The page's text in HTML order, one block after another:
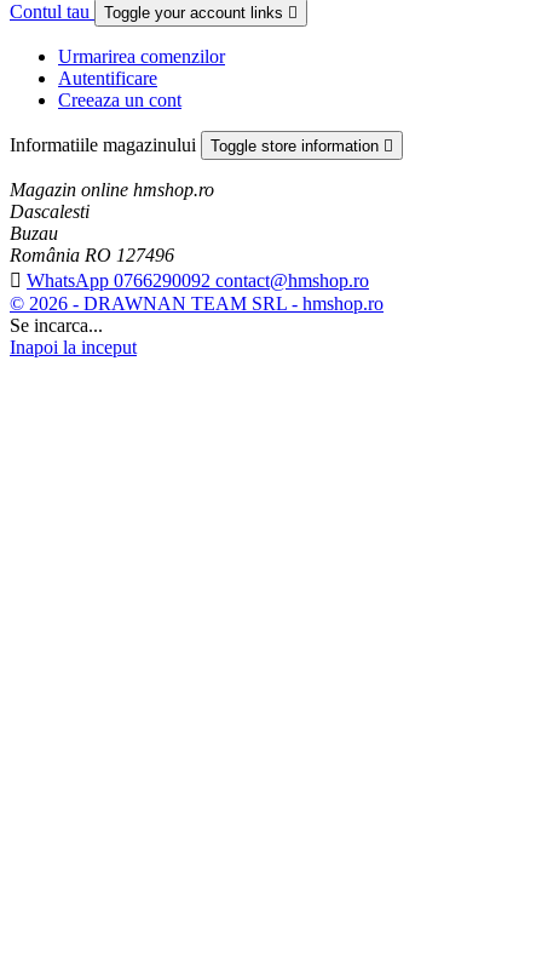
Contul tau Toggle your account links 
Urmarirea comenzilor
Autentificare
Creeaza un cont
Informatiile magazinului Toggle store information 
Magazin online hmshop.ro
Dascalesti
Buzau
România RO 127496
 WhatsApp 0766290092 contact@hmshop.ro
© 2026 - DRAWNAN TEAM SRL - hmshop.ro
Se incarca...
Inapoi la inceput